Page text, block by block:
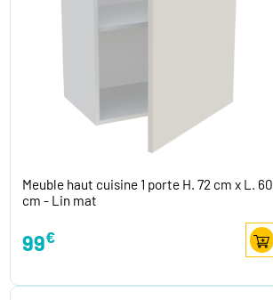
Meuble haut cuisine 1 porte H. 72 cm x L. 60
cm - Lin mat
99€